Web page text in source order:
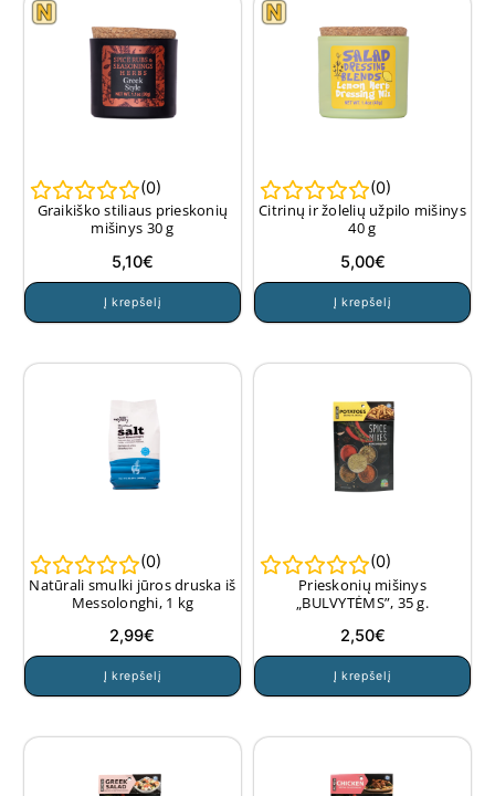
(0)
Graikiško stiliaus prieskonių
mišinys 30 g
5,10€
Į krepšelį
(0)
Citrinų ir žolelių užpilo mišinys
40 g
5,00€
Į krepšelį
(0)
Natūrali smulki jūros druska iš
Messolonghi, 1 kg
2,99€
Į krepšelį
(0)
Prieskonių mišinys
„BULVYTĖMS”, 35 g.
2,50€
Į krepšelį